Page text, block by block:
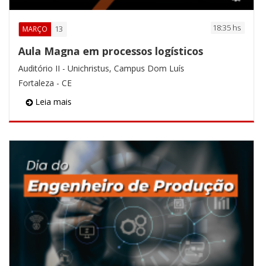
MARÇO 13 18:35 hs
Aula Magna em processos logísticos
Auditório II - Unichristus, Campus Dom Luís
Fortaleza - CE
Leia mais